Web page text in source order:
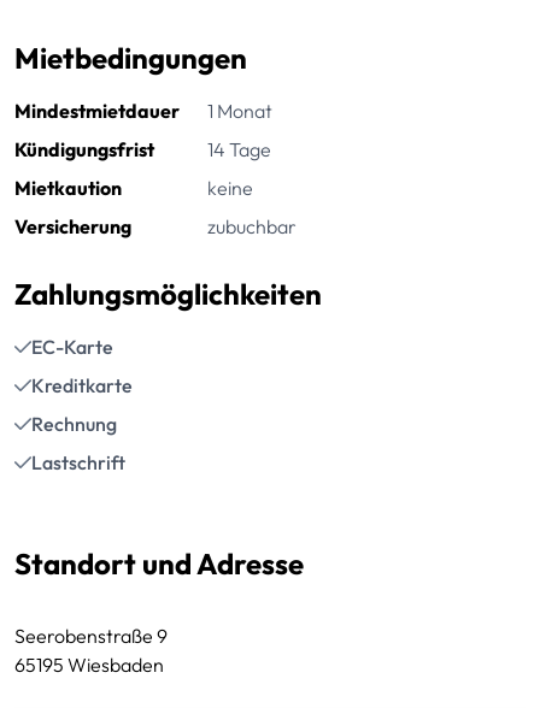
Mietbedingungen
Mindestmietdauer
1 Monat
Kündigungsfrist
14 Tage
Mietkaution
keine
Versicherung
zubuchbar
Zahlungsmöglichkeiten
EC-Karte
Kreditkarte
Rechnung
Lastschrift
Standort und Adresse
Seerobenstraße 9
65195 Wiesbaden